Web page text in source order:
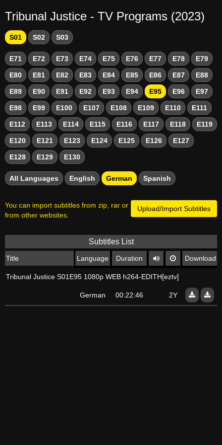
Tribunal Justice - TV Programs (2023)
S01 S02 S03
E71 E72 E73 E74 E75 E76 E77 E78 E79
E80 E81 E82 E83 E84 E85 E86 E87 E88
E89 E90 E91 E92 E93 E94 E95 E96 E97
E98 E99 E100 E107 E108 E109 E110 E111
E112 E113 E114 E115 E116 E117 E118 E119
E120 E121 E123 E124 E125 E126 E127
E128 E129 E130
All Languages English German Spanish
Upload/Import Subtitles
You can import subtitles from zip, rar or
from other websites.
Subtitles List
Title Language Duration Download
Tribunal Justice S01E95 1080p WEB h264-EDITH[eztv]
German 00:22:46 2Y